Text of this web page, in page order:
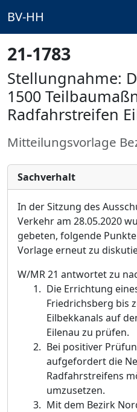
BV-HH
21-1783
Stellungnahme:
1500
Radfahrstreifen
Mitteilungsvorlage
Sachverhalt
In der Sitzung des
Verkehr am 28.05.2020
gebeten, folgende
Vorlage erneut zu
W/MR 21 antwortet zu
Die Errichtung
Friedrichsberg bis
Eilbekkanals auf
Eilenau zu prüfen.
Bei positiver
aufgefordert die
Radfahrstreifens
umzusetzen.
Mit dem Bezirk